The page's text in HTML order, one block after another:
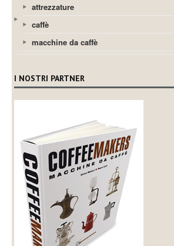
attrezzature
caffè
macchine da caffè
I NOSTRI PARTNER